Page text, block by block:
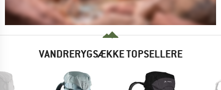
VANDRERYGSÆKKE TOPSELLERE